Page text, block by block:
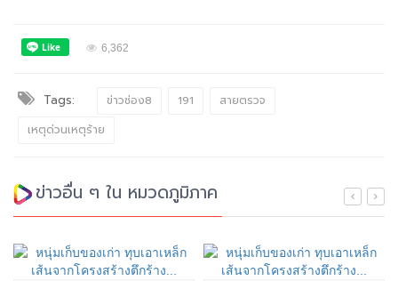
6,362
Tags: ข่าวช่อง8 191
สายตรวจ
เหตุด่วนเหตุร้าย
ข่าวอื่น ๆ ใน หมวดภูมิภาค